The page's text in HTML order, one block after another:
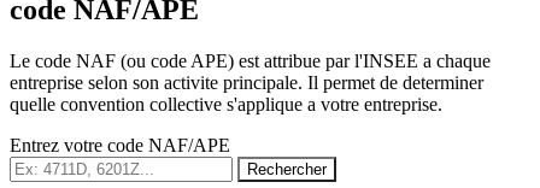
code NAF/APE
Le code NAF (ou code APE) est attribue par l'INSEE a chaque
entreprise selon son activite principale. Il permet de determiner
quelle convention collective s'applique a votre entreprise.
Entrez votre code NAF/APE
Rechercher